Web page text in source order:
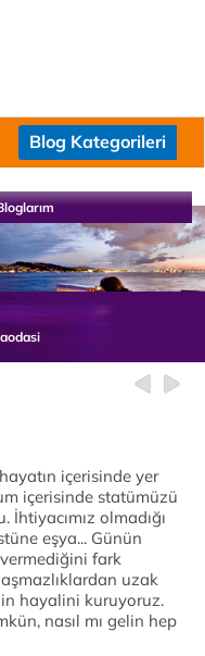
Blog Kategorileri
içerisinde yer
içerisinde statümüzü
olmadığı
eşya... Günün
fark
uzak
hayalini kuruyoruz.
nasıl mı gelin hep